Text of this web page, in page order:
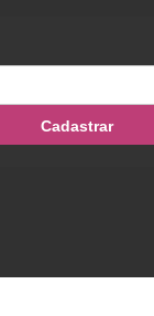
Cadastrar